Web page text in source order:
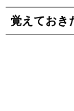
覚えておき